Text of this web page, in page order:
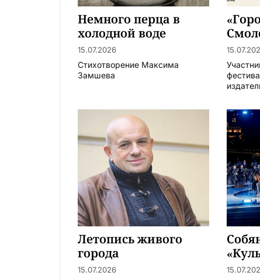
Немного перца в
холодной воде
15.07.2026
Стихотворение Максима
Замшева
Летопись живого
города
15.07.2026